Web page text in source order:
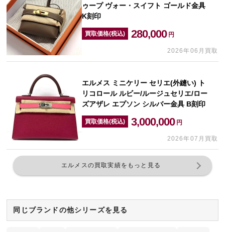
ゥープ ヴォー・スイフト ゴールド金具
K刻印
買取価格(税込) 280,000 円
2026年06月買取
エルメス ミニケリー セリエ(外縫い) ト
リコロール ルビー/ルージュセリエ/ロー
ズアザレ エプソン シルバー金具 B刻印
買取価格(税込) 3,000,000 円
2026年07月買取
エルメスの買取実績をもっと見る
同じブランドの他シリーズを見る